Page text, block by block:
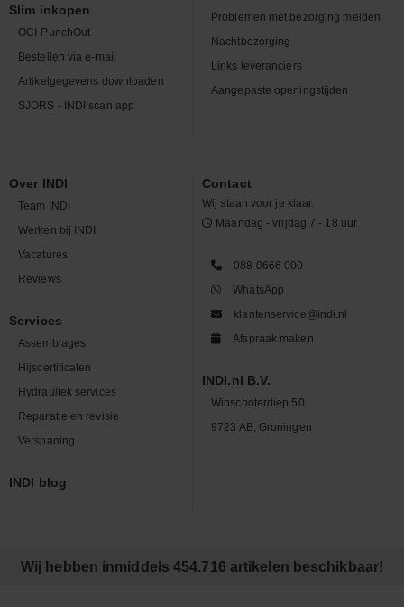
Slim inkopen
OCI-PunchOut
Bestellen via e-mail
Artikelgegevens downloaden
SJORS - INDI scan app
Problemen met bezorging melden
Nachtbezorging
Links leveranciers
Aangepaste openingstijden
Over INDI
Team INDI
Werken bij INDI
Vacatures
Reviews
Services
Assemblages
Hijscertificaten
Hydrauliek services
Reparatie en revisie
Verspaning
INDI blog
Contact
Wij staan voor je klaar.
Maandag - vrijdag 7 - 18 uur
088 0666 000
WhatsApp
klantenservice@indi.nl
Afspraak maken
INDI.nl B.V.
Winschoterdiep 50
9723 AB, Groningen
Wij hebben inmiddels 454.716 artikelen beschikbaar!